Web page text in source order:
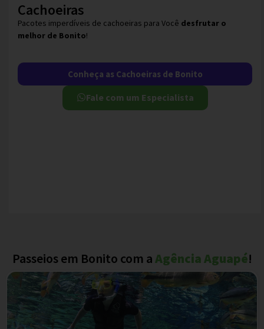
Cachoeiras
Pacotes imperdíveis de cachoeiras para Você desfrutar o
melhor de Bonito!
Conheça as Cachoeiras de Bonito
Fale com um Especialista
Passeios em Bonito com aAgência Aguapé!